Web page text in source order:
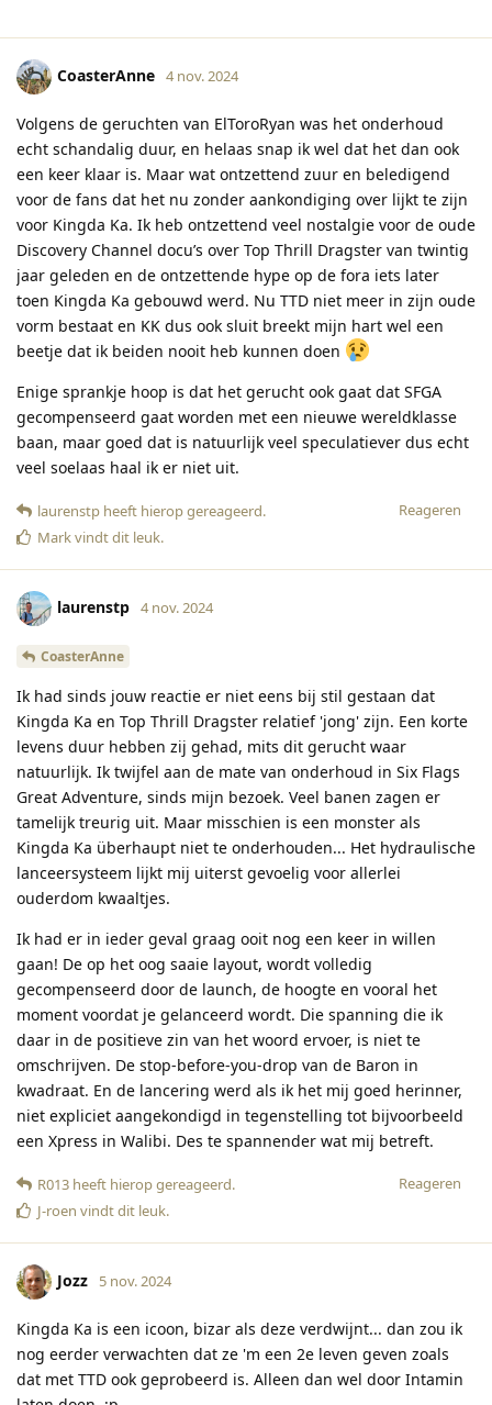
CoasterAnne 4 nov. 2024
Volgens de geruchten van ElToroRyan was het onderhoud
echt schandalig duur, en helaas snap ik wel dat het dan ook
een keer klaar is. Maar wat ontzettend zuur en beledigend
voor de fans dat het nu zonder aankondiging over lijkt te zijn
voor Kingda Ka. Ik heb ontzettend veel nostalgie voor de oude
Discovery Channel docu’s over Top Thrill Dragster van twintig
jaar geleden en de ontzettende hype op de fora iets later
toen Kingda Ka gebouwd werd. Nu TTD niet meer in zijn oude
vorm bestaat en KK dus ook sluit breekt mijn hart wel een
beetje dat ik beiden nooit heb kunnen doen
Enige sprankje hoop is dat het gerucht ook gaat dat SFGA
gecompenseerd gaat worden met een nieuwe wereldklasse
baan, maar goed dat is natuurlijk veel speculatiever dus echt
veel soelaas haal ik er niet uit.
Reageren
laurenstp heeft hierop gereageerd.
Markvindt dit leuk.
laurenstp 4 nov. 2024
CoasterAnne
Ik had sinds jouw reactie er niet eens bij stil gestaan dat
Kingda Ka en Top Thrill Dragster relatief 'jong' zijn. Een korte
levens duur hebben zij gehad, mits dit gerucht waar
natuurlijk. Ik twijfel aan de mate van onderhoud in Six Flags
Great Adventure, sinds mijn bezoek. Veel banen zagen er
tamelijk treurig uit. Maar misschien is een monster als
Kingda Ka überhaupt niet te onderhouden... Het hydraulische
lanceersysteem lijkt mij uiterst gevoelig voor allerlei
ouderdom kwaaltjes.
Ik had er in ieder geval graag ooit nog een keer in willen
gaan! De op het oog saaie layout, wordt volledig
gecompenseerd door de launch, de hoogte en vooral het
moment voordat je gelanceerd wordt. Die spanning die ik
daar in de positieve zin van het woord ervoer, is niet te
omschrijven. De stop-before-you-drop van de Baron in
kwadraat. En de lancering werd als ik het mij goed herinner,
niet expliciet aangekondigd in tegenstelling tot bijvoorbeeld
een Xpress in Walibi. Des te spannender wat mij betreft.
Reageren
R013 heeft hierop gereageerd.
J-roen vindt dit leuk.
Jozz 5 nov. 2024
Kingda Ka is een icoon, bizar als deze verdwijnt... dan zou ik
nog eerder verwachten dat ze 'm een 2e leven geven zoals
dat met TTD ook geprobeerd is. Alleen dan wel door Intamin